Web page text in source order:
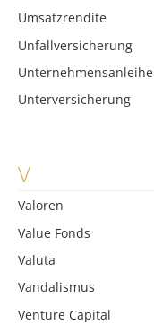
Umsatzrendite
Unfallversicherung
Unternehmensanleihe
Unterversicherung
V
Valoren
Value Fonds
Valuta
Vandalismus
Venture Capital